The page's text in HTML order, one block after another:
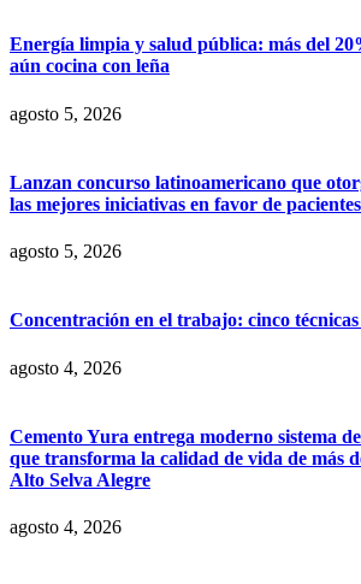
Energía limpia y salud pública: más del
aún cocina con leña
agosto 5, 2026
Lanzan concurso latinoamericano que
las mejores iniciativas en favor de
agosto 5, 2026
Concentración en el trabajo: cinco
agosto 4, 2026
Cemento Yura entrega moderno sistema
que transforma la calidad de vida de más
Alto Selva Alegre
agosto 4, 2026